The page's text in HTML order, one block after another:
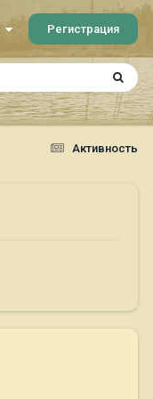
Регистрация
Активность